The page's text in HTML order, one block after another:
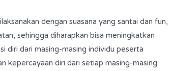
dengan suasana yang santai dan fun,
sehingga diharapkan bisa meningkatkan
diri dari masing-masing individu peserta
kepercayaan diri dari setiap masing-masing